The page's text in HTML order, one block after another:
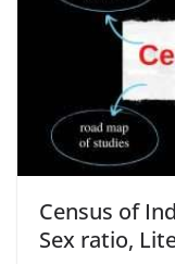
Census of
Sex ratio,